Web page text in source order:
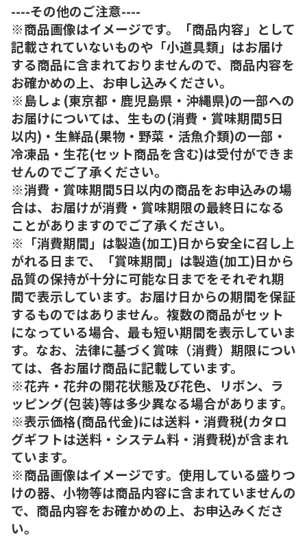
----その他のご注意----
※商品画像はイメージです。「商品内容」として
記載されていないものや「小道具類」はお届け
する商品に含まれておりませんので、商品内容を
お確かめの上、お申し込みください。
※島しょ(東京都・鹿児島県・沖縄県)の一部への
お届けについては、生もの(消費・賞味期間5日
以内)・生鮮品(果物・野菜・活魚介類)の一部・
冷凍品・生花(セット商品を含む)は受付ができま
せんのでご了承ください。
※消費・賞味期間5日以内の商品をお申込みの場
合は、お届けが消費・賞味期限の最終日になる
ことがありますのでご了承ください。
※「消費期間」は製造(加工)日から安全に召し上
がれる日まで、「賞味期間」は製造(加工)日から
品質の保持が十分に可能な日までをそれぞれ期
間で表示しています。お届け日からの期間を保証
するものではありません。複数の商品がセット
になっている場合、最も短い期間を表示していま
す。なお、法律に基づく賞味（消費）期限につい
ては、各お届け商品に記載しています。
※花卉・花弁の開花状態及び花色、リボン、ラ
ッピング(包装)等は多少異なる場合があります。
※表示価格(商品代金)には送料・消費税(カタロ
グギフトは送料・システム料・消費税)が含まれ
ています。
※商品画像はイメージです。使用している盛りつ
けの器、小物等は商品内容に含まれていませんの
で、商品内容をお確かめの上、お申込みくださ
い。